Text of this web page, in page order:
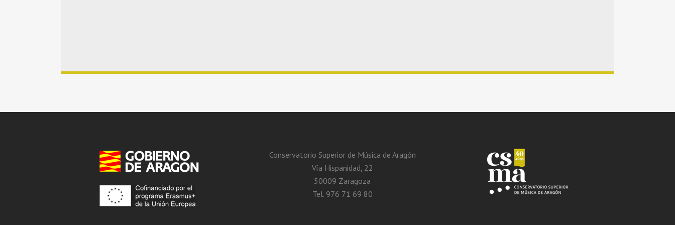
Conservatorio Superior de Música de Aragón
Vía Hispanidad, 22
50009 Zaragoza
Tel. 976 71 69 80